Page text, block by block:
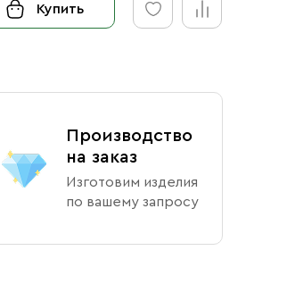
Купить
Производство
на заказ
Изготовим изделия
по вашему запросу